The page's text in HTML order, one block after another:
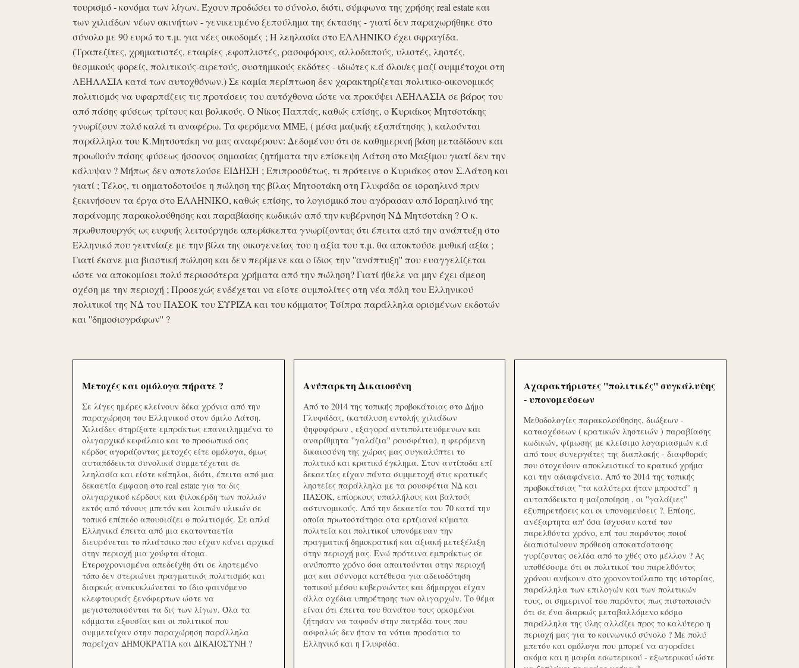
τουρισμό - κονόμα των λίγων. Έχουν προδώσει το σύνολο, διότι, σύμφωνα της χρήσης real estate και
των χιλιάδων νέων ακινήτων - γενικευμένο ξεπούλημα της έκτασης - γιατί δεν παραχωρήθηκε στο
σύνολο με 90 ευρώ το τ.μ. για νέες οικοδομές ; Η λεηλασία στο ΕΛΛΗΝΙΚΟ έχει σφραγίδα.
(Τραπεζίτες, χρηματιστές, εταιρίες ,εφοπλιστές, ρασοφόρους, αλλοδαπούς, υλιστές, ληστές,
θεσμικούς φορείς, πολιτικούς-αιρετούς, συστημικούς εκδότες - ιδιώτες κ.ά όλοι/ες μαζί συμμέτοχοι στη
ΛΕΗΛΑΣΙΑ κατά των αυτοχθόνων.) Σε καμία περίπτωση δεν χαρακτηρίζεται πολιτικο-οικονομικός
πολιτισμός να υφαρπάζεις τις προτάσεις του αυτόχθονα ώστε να προκύψει ΛΕΗΛΑΣΙΑ σε βάρος του
από πάσης φύσεως τρίτους και βολικούς. Ο Νίκος Παππάς, καθώς επίσης, ο Κυριάκος Μητσοτάκης
γνωρίζουν πολύ καλά τι αναφέρω. Τα φερόμενα ΜΜΕ, ( μέσα μαζικής εξαπάτησης ), καλούνται
παράλληλα του Κ.Μητσοτάκη να μας αναφέρουν: Δεδομένου ότι σε καθημερινή βάση μεταδίδουν και
προωθούν πάσης φύσεως ήσσονος σημασίας ζητήματα την επίσκεψη Λάτση στο Μαξίμου γιατί δεν την
κάλυψαν ? Μήπως δεν αποτελούσε ΕΙΔΗΣΗ ; Επιπροσθέτως, τι πρότεινε ο Κυριάκος στον Σ.Λάτση και
γιατί ; Τέλος, τι σηματοδοτούσε η πώληση της βίλας Μητσοτάκη στη Γλυφάδα σε ισραηλινό πριν
ξεκινήσουν τα έργα στο ΕΛΛΗΝΙΚΟ, καθώς επίσης, το λογισμικό που αγόρασαν από Ισραηλινό της
παράνομης παρακολούθησης και παραβίασης κωδικών από την κυβέρνηση ΝΔ Μητσοτάκη ? Ο κ.
πρωθυπουργός ως ευφυής λειτούργησε απερίσκεπτα γνωρίζοντας ότι έπειτα από την ανάπτυξη στο
Ελληνικό που γειτνίαζε με την βίλα της οικογενείας του η αξία του τ.μ. θα αποκτούσε μυθική αξία ;
Γιατί έκανε μια βιαστική πώληση και δεν περίμενε και ο ίδιος την ''ανάπτυξη'' που ευαγγελίζεται
ώστε να αποκομίσει πολύ περισσότερα χρήματα από την πώληση? Γιατί ήθελε να μην έχει άμεση
σχέση με την περιοχή ; Προσεχώς ενδέχεται να είστε συμπολίτες στη νέα πόλη του Ελληνικού
πολιτικοί της ΝΔ του ΠΑΣΟΚ του ΣΥΡΙΖΑ και του κόμματος Τσίπρα παράλληλα ορισμένων εκδοτών
και ''δημοσιογράφων'' ?
Μετοχές και ομόλογα πήρατε ?
Σε λίγες ημέρες κλείνουν δέκα χρόνια από την
παραχώρηση του Ελληνικού στον όμιλο Λάτση.
Χιλιάδες στηρίξατε εμπράκτως επανειλημμένα το
ολιγαρχικό κεφάλαιο και το προσωπικό σας
κέρδος αγοράζοντας μετοχές είτε ομόλογα, όμως
αυταπόδεικτα συνολικά συμμετέχεται σε
λεηλασία και είστε κάπηλοι, διότι, έπειτα από μια
δεκαετία έμφαση στο real estate για τα δις
ολιγαρχικού κέρδους και ψιλοκέρδη των πολλών
εκτός από τόνους μπετόν και λοιπών υλικών σε
τοπικό επίπεδο απουσιάζει ο πολιτισμός. Σε απλά
Ελληνικά έπειτα από μια εκατονταετία
διευρύνεται το πλιάτσικο που είχαν κάνει αρχικά
στην περιοχή μια χούφτα άτομα.
Ετεροχρονισμένα απεδείχθη ότι σε ληστεμένο
τόπο δεν στεριώνει πραγματικός πολιτισμός και
διαρκώς ανακυκλώνεται το ίδιο φαινόμενο
κλεφτουριάς ξενόφερτων ώστε να
μεγιστοποιούνται τα δις των λίγων. Όλα τα
κόμματα εξουσίας και οι πολιτικοί που
συμμετείχαν στην παραχώρηση παράλληλα
παρείχαν ΔΗΜΟΚΡΑΤΙΑ και ΔΙΚΑΙΟΣΥΝΗ ?
Ανύπαρκτη Δικαιοσύνη
Από το 2014 της τοπικής προβοκάτσιας στο Δήμο
Γλυφάδας, (κατάλυση εντολής χιλιάδων
ψηφοφόρων , εξαγορά αντιπολιτευόμενων και
αναρίθμητα ''γαλάζια'' ρουσφέτια), η φερόμενη
δικαιοσύνη της χώρας μας συγκαλύπτει το
πολιτικό και κρατικό έγκλημα. Στον αντίποδα επί
δεκαετίες είχαν πάντα συμμετοχή στις κρατικές
ληστείες παράλληλα με τα ρουσφέτια ΝΔ και
ΠΑΣΟΚ, επίορκους υπαλλήλους και βαλτούς
αστυνομικούς. Από την δεκαετία του 70 κατά την
οποία πρωτοστάτησα στα ερτζιανά κύματα
πολιτεία και πολιτικοί υπονόμευαν την
πραγματική δημοκρατική και αξιακή μετεξέλιξη
στην περιοχή μας. Ενώ πρότεινα εμπράκτως σε
ανύποπτο χρόνο όσα απαιτούνται στην περιοχή
μας και σύννομα κατέθεσα για αδειοδότηση
τοπικού μέσου κυβερνώντες και δήμαρχοι είχαν
άλλα σχέδια υπηρέτησης των ολιγαρχών. Το θέμα
είναι ότι έπειτα του θανάτου τους ορισμένοι
ζήτησαν να ταφούν στην πατρίδα τους που
ασφαλώς δεν ήταν τα νότια προάστια το
Ελληνικό και η Γλυφάδα.
Αχαρακτήριστες ''πολιτικές'' συγκάλυψης
- υπονομεύσεων
Μεθοδολογίες παρακολούθησης, διώξεων -
κατασχέσεων ( κρατικών ληστειών ) παραβίασης
κωδικών, φίμωσης με κλείσιμο λογαριασμών κ.ά
από τους συνεργάτες της διαπλοκής - διαφθοράς
που στοχεύουν αποκλειστικά το κρατικό χρήμα
και την αδιαφάνεια. Από το 2014 της τοπικής
προβοκάτσιας ''τα καλύτερα ήταν μπροστά'' η
αυταπόδεικτα η μαζοποίηση , οι ''γαλάζιες''
εξυπηρετήσεις και οι υπονομεύσεις ?. Επίσης,
ανέξαρτητα απ' όσα ίσχυσαν κατά τον
παρελθόντα χρόνο, επί του παρόντος ποιοί
διαπιστώνουν πρόθεση αποκατάστασης
γυρίζοντας σελίδα από το χθές στο μέλλον ? Ας
υποθέσουμε ότι οι πολιτικοί του παρελθόντος
χρόνου ανήκουν στο χρονοντούλαπο της ιστορίας,
παράλληλα των επιλογών και των πολιτικών
τους, οι σημερινοί του παρόντος πως πιστοποιούν
ότι σε ένα διαρκώς μεταβαλλόμενο κόσμο
παράλληλα της ύλης αλλάζει προς το καλύτερο η
περιοχή μας για το κοινωνικό σύνολο ? Με πολύ
μπετόν και ομόλογα που μπορεί να αγοράσει
ακόμα και η μαφία εσωτερικού - εξωτερικού ώστε